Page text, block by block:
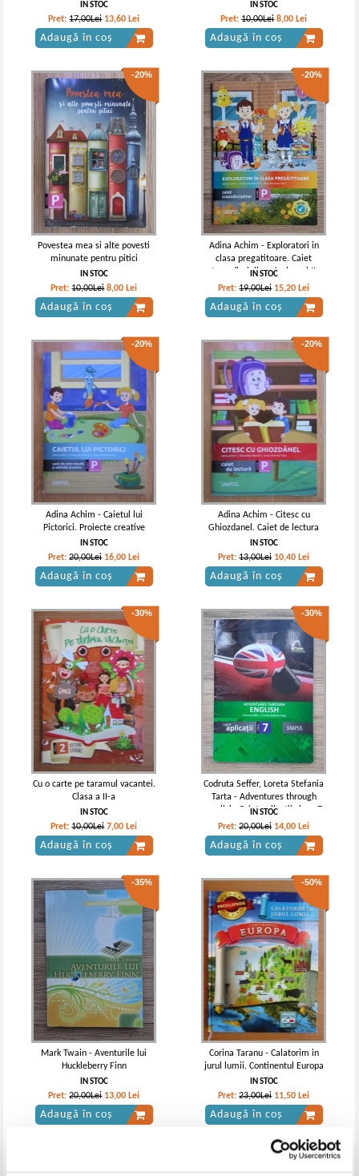
IN STOC
Pret:17,00Lei 13,60 Lei
Adaugă în coș
IN STOC
Pret:10,00Lei 8,00 Lei
Adaugă în coș
-20%
Povestea mea si alte povesti
minunate pentru pitici
IN STOC
Pret:10,00Lei 8,00 Lei
Adaugă în coș
-20%
Adina Achim - Exploratori in
clasa pregatitoare. Caiet
transdisciplinar (volumul I)
IN STOC
Pret:19,00Lei 15,20 Lei
Adaugă în coș
-20%
Adina Achim - Caietul lui
Pictorici. Proiecte creative
IN STOC
Pret:20,00Lei 16,00 Lei
Adaugă în coș
-20%
Adina Achim - Citesc cu
Ghiozdanel. Caiet de lectura
IN STOC
Pret:13,00Lei 10,40 Lei
Adaugă în coș
-30%
Cu o carte pe taramul vacantei.
Clasa a II-a
IN STOC
Pret:10,00Lei 7,00 Lei
Adaugă în coș
-30%
Codruta Seffer, Loreta Stefania
Tarta - Adventures through
english. Caiet aplicatii clasa 7
IN STOC
Pret:20,00Lei 14,00 Lei
Adaugă în coș
-35%
Mark Twain - Aventurile lui
Huckleberry Finn
IN STOC
Pret:20,00Lei 13,00 Lei
Adaugă în coș
-50%
Corina Taranu - Calatorim in
jurul lumii. Continentul Europa
IN STOC
Pret:23,00Lei 11,50 Lei
Adaugă în coș
-60%